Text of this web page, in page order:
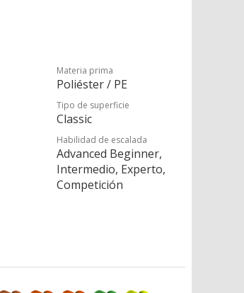
Materia prima
Poliéster / PE
Tipo de superficie
Classic
Habilidad de escalada
Advanced Beginner,
Intermedio, Experto,
Competición